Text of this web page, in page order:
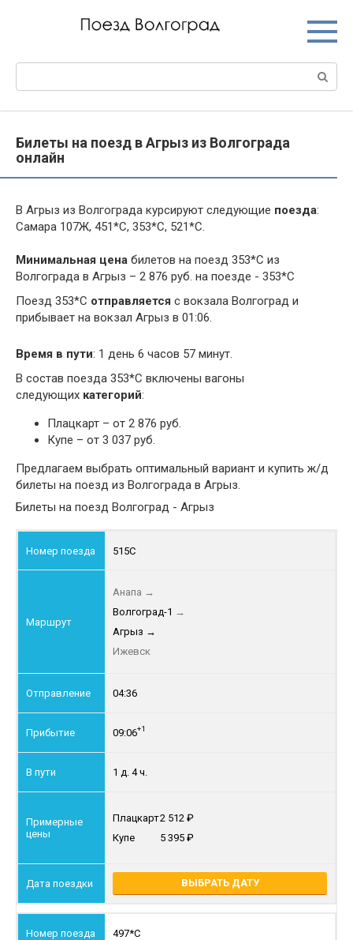
Билеты на поезд в Агрыз из Волгограда
онлайн
В Агрыз из Волгограда курсируют следующие поезда:
Самара 107Ж, 451*С, 353*С, 521*С.
Минимальная цена билетов на поезд 353*С из
Волгограда в Агрыз – 2 876 руб. на поезде - 353*С
Поезд 353*С отправляется с вокзала Волгоград и
прибывает на вокзал Агрыз в 01:06.
Время в пути: 1 день 6 часов 57 минут.
В состав поезда 353*С включены вагоны
следующих категорий:
Плацкарт – от 2 876 руб.
Купе – от 3 037 руб.
Предлагаем выбрать оптимальный вариант и купить ж/д
билеты на поезд из Волгограда в Агрыз.
Билеты на поезд Волгоград - Агрыз
515С
Анапа →
Волгоград-1 →
Агрыз →
Ижевск
04:36
09:06+1
1 д. 4 ч.
Плацкарт2 512
Купе
5 395
ВЫБРАТЬ ДАТУ
497*С